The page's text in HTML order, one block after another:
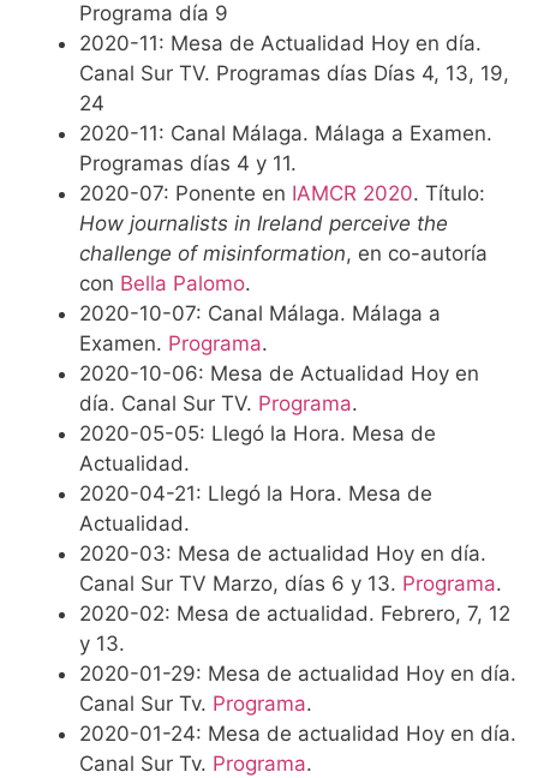
Programa día 9
2020-11: Mesa de Actualidad Hoy en día.
Canal Sur TV. Programas días Días 4, 13, 19,
24
2020-11: Canal Málaga. Málaga a Examen.
Programas días 4 y 11.
2020-07: Ponente en IAMCR 2020. Título:
How journalists in Ireland perceive the
challenge of misinformation, en co-autoría
con Bella Palomo.
2020-10-07: Canal Málaga. Málaga a
Examen. Programa.
2020-10-06: Mesa de Actualidad Hoy en
día. Canal Sur TV. Programa.
2020-05-05: Llegó la Hora. Mesa de
Actualidad.
2020-04-21: Llegó la Hora. Mesa de
Actualidad.
2020-03: Mesa de actualidad Hoy en día.
Canal Sur TV Marzo, días 6 y 13. Programa.
2020-02: Mesa de actualidad. Febrero, 7, 12
y 13.
2020-01-29: Mesa de actualidad Hoy en día.
Canal Sur Tv. Programa.
2020-01-24: Mesa de actualidad Hoy en día.
Canal Sur Tv. Programa.